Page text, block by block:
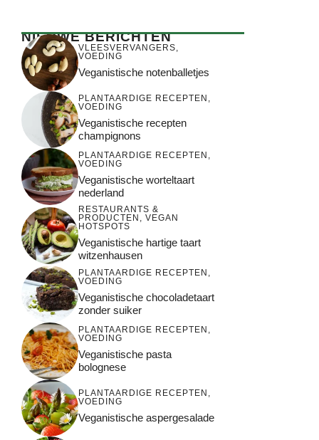
NIEUWE BERICHTEN
VLEESVERVANGERS,
VOEDING
Veganistische notenballetjes
PLANTAARDIGE RECEPTEN ,
VOEDING
Veganistische recepten
champignons
PLANTAARDIGE RECEPTEN ,
VOEDING
Veganistische worteltaart
nederland
RESTAURANTS &
PRODUCTEN , VEGAN
HOTSPOTS
Veganistische hartige taart
witzenhausen
PLANTAARDIGE RECEPTEN ,
VOEDING
Veganistische chocoladetaart
zonder suiker
PLANTAARDIGE RECEPTEN ,
VOEDING
Veganistische pasta
bolognese
PLANTAARDIGE RECEPTEN ,
VOEDING
Veganistische aspergesalade